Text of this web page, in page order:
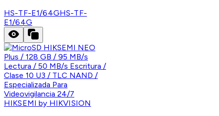
HS-TF-E1/64GHS-TF-
E1/64G
HIKSEMI by HIKVISION